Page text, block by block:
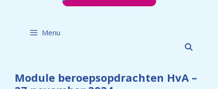
Menu
Module beroepsopdrachten HvA –